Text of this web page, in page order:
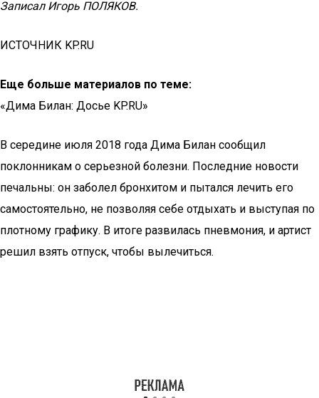
Записал Игорь ПОЛЯКОВ.
ИСТОЧНИК KP.RU
Еще больше материалов по теме:
«Дима Билан: Досье KP.RU»
В середине июля 2018 года Дима Билан сообщил
поклонникам о серьезной болезни. Последние новости
печальны: он заболел бронхитом и пытался лечить его
самостоятельно, не позволяя себе отдыхать и выступая по
плотному графику. В итоге развилась пневмония, и артист
решил взять отпуск, чтобы вылечиться.